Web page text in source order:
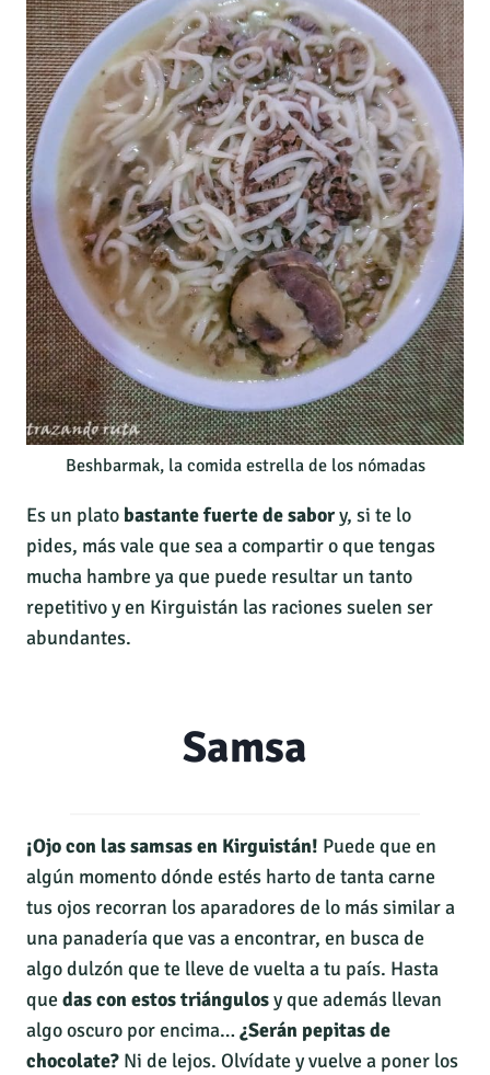
Beshbarmak, la comida estrella de los nómadas
Es un plato bastante fuerte de sabory, si te lo
pides, más vale que sea a compartir o que tengas
mucha hambre ya que puede resultar un tanto
repetitivo y en Kirguistán las raciones suelen ser
abundantes.
Samsa
¡Ojo con las samsas en Kirguistán! Puede que en
algún momento dónde estés harto de tanta carne
tus ojos recorran los aparadores de lo más similar a
una panadería que vas a encontrar, en busca de
algo dulzón que te lleve de vuelta a tu país. Hasta
que das con estos triángulosy que además llevan
algo oscuro por encima… ¿Serán pepitas de
chocolate? Ni de lejos. Olvídate y vuelve a poner los